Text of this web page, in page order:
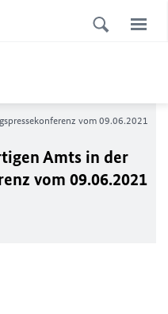
vom 09.06.2021
Amts in der
vom 09.06.2021